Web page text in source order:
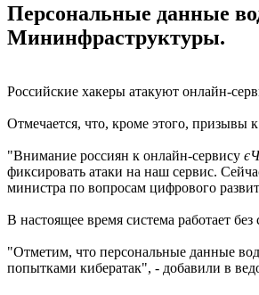
Персональные данные
Мининфраструктуры.
Российские хакеры атакуют онлайн-
Отмечается, что, кроме этого, призывы
"Внимание россиян к онлайн-сервису
фиксировать атаки на наш сервис.
министра по вопросам цифрового
В настоящее время система работает
"Отметим, что персональные данные
попытками кибератак", - добавили в